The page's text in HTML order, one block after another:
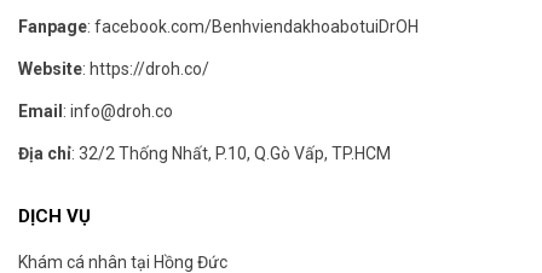
Fanpage: facebook.com/BenhviendakhoabotuiDrOH
Website: https://droh.co/
Email : info@droh.co
Địa chỉ: 32/2 Thống Nhất, P.10, Q.Gò Vấp, TP.HCM
DỊCH VỤ
Khám cá nhân tại Hồng Đức